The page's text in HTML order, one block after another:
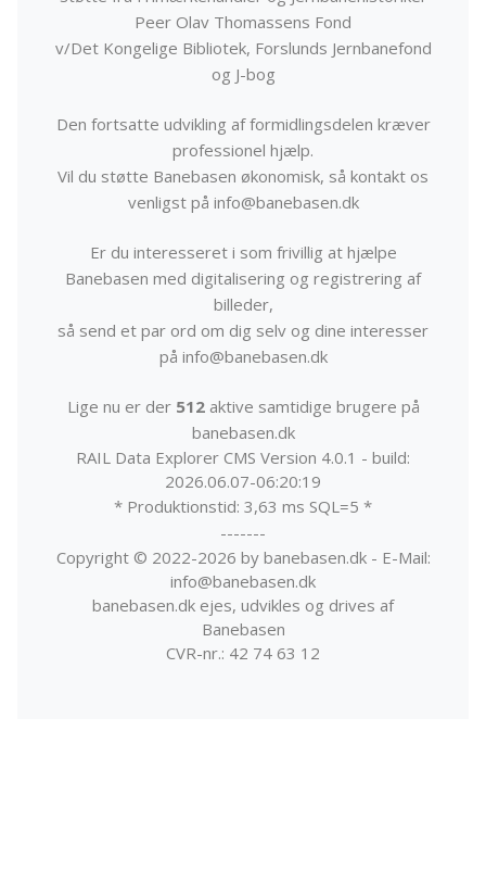
Peer Olav Thomassens Fond
v/Det Kongelige Bibliotek, Forslunds Jernbanefond
og J-bog
Den fortsatte udvikling af formidlingsdelen kræver
professionel hjælp.
Vil du støtte Banebasen økonomisk, så kontakt os
venligst på info@banebasen.dk
Er du interesseret i som frivillig at hjælpe
Banebasen med digitalisering og registrering af
billeder,
så send et par ord om dig selv og dine interesser
på info@banebasen.dk
Lige nu er der 512aktive samtidige brugere på
banebasen.dk
RAIL Data Explorer CMS Version 4.0.1 - build:
2026.06.07-06:20:19
* Produktionstid: 3,63 ms SQL=5 *
-------
Copyright © 2022-2026 by banebasen.dk - E-Mail:
info@banebasen.dk
banebasen.dk ejes, udvikles og drives af
Banebasen
CVR-nr.: 42 74 63 12